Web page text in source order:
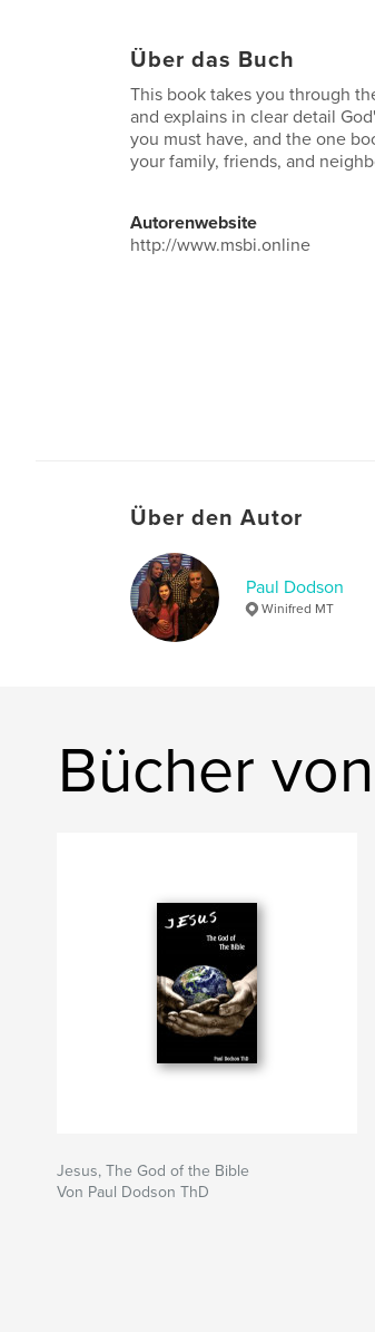
Über das Buch
This book takes you through
and explains in clear detail
you must have, and the one
your family, friends, and
Autorenwebsite
http://www.msbi.online
Über den Autor
Paul Dodson
Winifred MT
Bücher
Jesus, The God of the Bible
Von Paul Dodson ThD